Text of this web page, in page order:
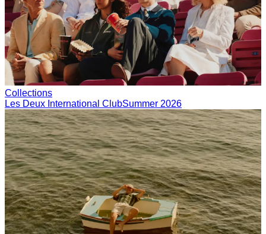
Collections
Les Deux International ClubSummer 2026